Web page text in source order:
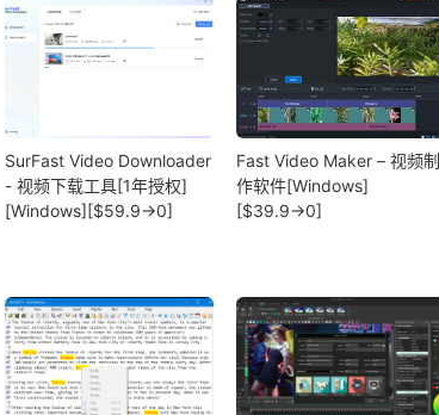
SurFast Video Downloader
- 视频下载工具[1年授权]
[Windows][$59.9→0]
Fast Video Maker – 视频制
作软件[Windows]
[$39.9→0]